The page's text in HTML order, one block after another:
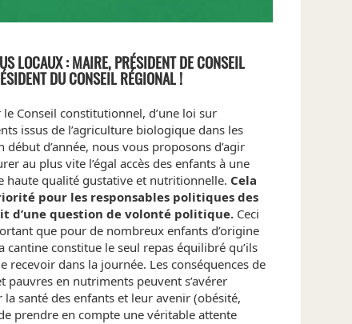
LOCAUX : MAIRE, PRÉSIDENT DE CONSEIL
DU CONSEIL RÉGIONAL !
Conseil constitutionnel, d’une loi sur
issus de l’agriculture biologique dans les
d’année, nous vous proposons d’agir
au plus vite l’égal accès des enfants à une
haute qualité gustative et nutritionnelle. Cela
pour les responsables politiques des
d’une question de volonté politique.Ceci
que pour de nombreux enfants d’origine
cantine constitue le seul repas équilibré qu’ils
recevoir dans la journée. Les conséquences de
pauvres en nutriments peuvent s’avérer
santé des enfants et leur avenir (obésité,
prendre en compte une véritable attente